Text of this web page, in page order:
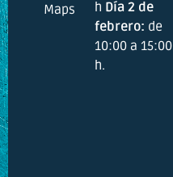
Maps
h Día 2 de
febrero: de
10:00 a 15:00
h.